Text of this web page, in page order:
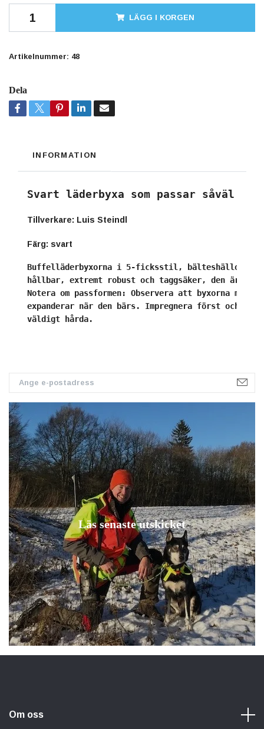
Läs senaste utskicket
LÄGG I KORGEN
Artikelnummer: 48
Dela
INFORMATION
Svart läderbyxa som passar såväl i
Tillverkare: Luis Steindl
Färg: svart
Buffelläderbyxorna i 5-ficksstil, bälteshällor,
hållbar, extremt robust och taggsäker, den är
Notera om passformen: Observera att byxorna
expanderar när den bärs. Impregnera först och
väldigt hårda.
Om oss